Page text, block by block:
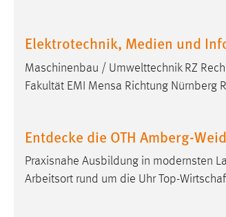
Elektrotechnik, Medien und
Maschinenbau / Umwelttechnik RZ
Fakultät EMI Mensa Richtung Nürnberg
Entdecke die OTH Amberg-
Praxisnahe Ausbildung in modernsten
Arbeitsort rund um die Uhr Top-
Um Inhalte von Videoplattformen und
externen Medien Cookies gesetzt.